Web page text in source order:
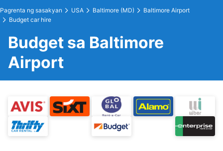
Pagrenta ng sasakyan USA Baltimore (MD)
Baltimore Airport
Budget car hire
Budget sa Baltimore
Airport